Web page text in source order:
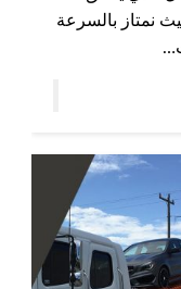
نمتاز بالسرعة